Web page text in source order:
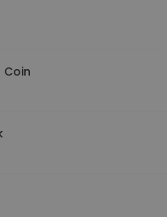
Coin